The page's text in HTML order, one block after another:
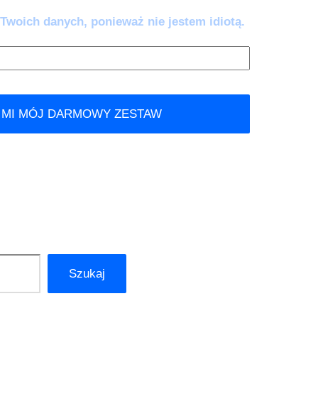
danych, ponieważ nie jestem idiotą.
MÓJ DARMOWY ZESTAW
Szukaj